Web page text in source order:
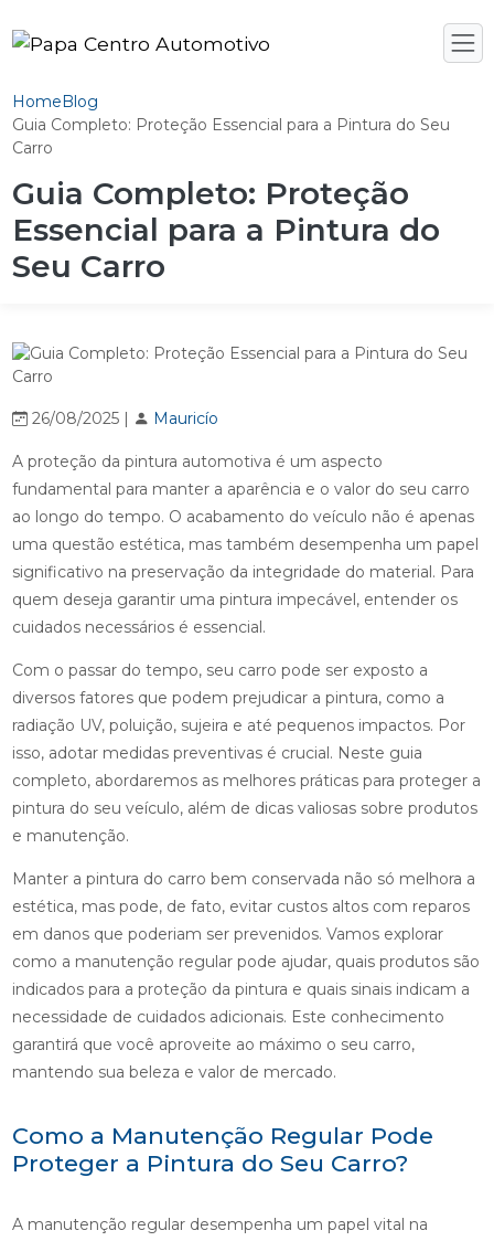
HomeBlog
Guia Completo: Proteção Essencial para a Pintura do Seu
Carro
Guia Completo: Proteção
Essencial para a Pintura do
Seu Carro
26/08/2025 | Mauricío
A proteção da pintura automotiva é um aspecto
fundamental para manter a aparência e o valor do seu carro
ao longo do tempo. O acabamento do veículo não é apenas
uma questão estética, mas também desempenha um papel
significativo na preservação da integridade do material. Para
quem deseja garantir uma pintura impecável, entender os
cuidados necessários é essencial.
Com o passar do tempo, seu carro pode ser exposto a
diversos fatores que podem prejudicar a pintura, como a
radiação UV, poluição, sujeira e até pequenos impactos. Por
isso, adotar medidas preventivas é crucial. Neste guia
completo, abordaremos as melhores práticas para proteger a
pintura do seu veículo, além de dicas valiosas sobre produtos
e manutenção.
Manter a pintura do carro bem conservada não só melhora a
estética, mas pode, de fato, evitar custos altos com reparos
em danos que poderiam ser prevenidos. Vamos explorar
como a manutenção regular pode ajudar, quais produtos são
indicados para a proteção da pintura e quais sinais indicam a
necessidade de cuidados adicionais. Este conhecimento
garantirá que você aproveite ao máximo o seu carro,
mantendo sua beleza e valor de mercado.
Como a Manutenção Regular Pode
Proteger a Pintura do Seu Carro?
A manutenção regular desempenha um papel vital na